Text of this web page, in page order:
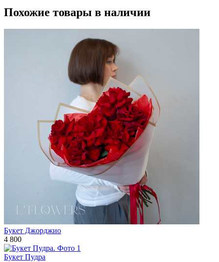
Похожие товары в наличии
Букет Джорджио
4 800
Букет Пудра